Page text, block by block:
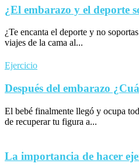
¿El embarazo y el deporte
¿Te encanta el deporte y no
viajes de la cama al...
Ejercicio
Después del embarazo
El bebé finalmente llegó y ocupa
de recuperar tu figura a...
La importancia de hacer